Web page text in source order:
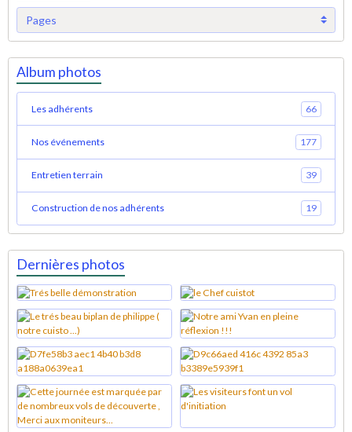
Album photos
Les adhérents 66
Nos événements 177
Entretien terrain 39
Construction de nos adhérents 19
Dernières photos